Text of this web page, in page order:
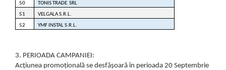
50
TONIS TRADE SRL
51
VELGALA S.R.L.
52
YMF INSTAL S.R.L.
3. PERIOADA CAMPANIEI:
Acțiunea promoțională se desfășoară în perioada 20 Septembrie